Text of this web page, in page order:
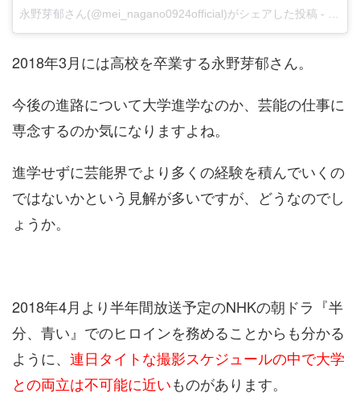
永野芽郁さん(@mei_nagano0924official)がシェアした投稿 -
2018年3月には高校を卒業する永野芽郁さん。
今後の進路について大学進学なのか、芸能の仕事に
専念するのか気になりますよね。
進学せずに芸能界でより多くの経験を積んでいくの
ではないかという見解が多いですが、どうなのでし
ょうか。
2018年4月より半年間放送予定のNHKの朝ドラ『半
分、青い』でのヒロインを務めることからも分かる
ように、 連日タイトな撮影スケジュールの中で大学
との両立は不可能に近いものがあります。